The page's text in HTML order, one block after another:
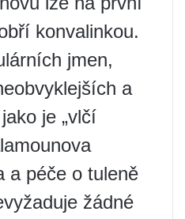
konvalinkou.
jmen,
a
je „vlčí
a péče o tuleně
žádné